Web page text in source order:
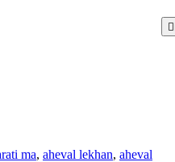
ma, aheval lekhan, aheval